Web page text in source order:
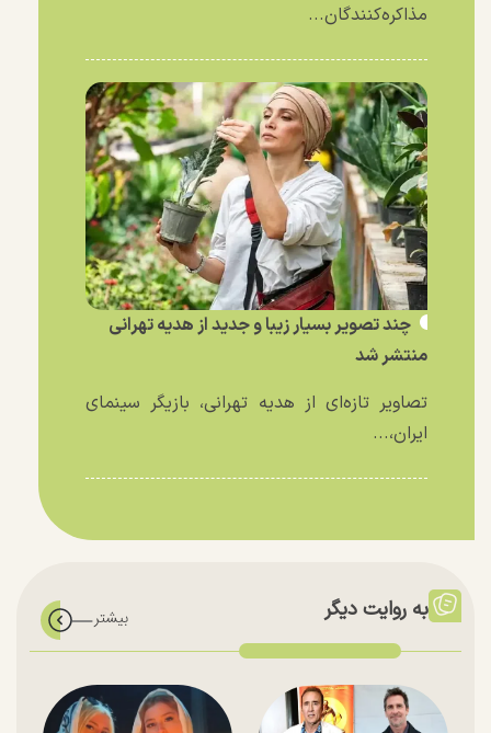
مذاکره‌کنندگان...
چند تصویر بسیار زیبا و جدید از هدیه تهرانی
منتشر شد
تصاویر تازه‌ای از هدیه تهرانی، بازیگر سینمای
ایران،...
به روایت دیگر